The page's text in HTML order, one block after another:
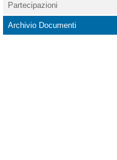
Partecipazioni
Archivio Documenti